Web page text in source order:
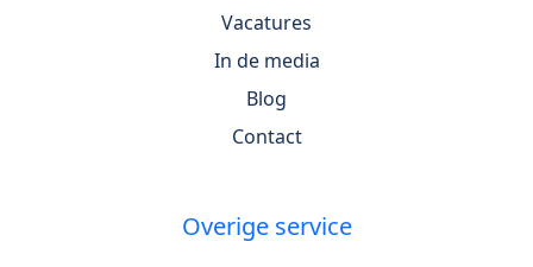
Vacatures
In de media
Blog
Contact
Overige service